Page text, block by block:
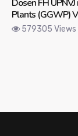
Dosen FH
Plants (GGWP)
579305 Views